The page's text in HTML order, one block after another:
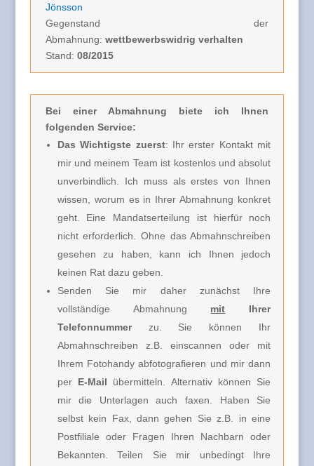
Jönsson
Gegenstand der
Abmahnung: wettbewerbswidrig verhalten
Stand: 08/2015
Bei einer Abmahnung biete ich Ihnen
folgenden Service:
Das Wichtigste zuerst: Ihr erster Kontakt mit
mir und meinem Team ist kostenlos und absolut
unverbindlich. Ich mussals erstes von Ihnen
wissen, worum es in Ihrer Abmahnung konkret
geht. Eine Mandatserteilung ist hierfür noch
nicht erforderlich. Ohne das Abmahnschreiben
gesehen zu haben, kann ich Ihnen jedoch
keinen Rat dazu geben.
Senden Sie mir daher zunächst Ihre
vollständige Abmahnung mit Ihrer
Telefonnummerzu. Sie können Ihr
Abmahnschreiben z.B. einscannen oder mit
Ihrem Fotohandy abfotografieren und mir dann
per E-Mail übermitteln. Alternativ können Sie
mir die Unterlagen auch faxen. Haben Sie
selbst kein Fax, dann gehen Sie z.B. in eine
Postfiliale oder Fragen Ihren Nachbarn oder
Bekannten. Teilen Sie mir unbedingt Ihre